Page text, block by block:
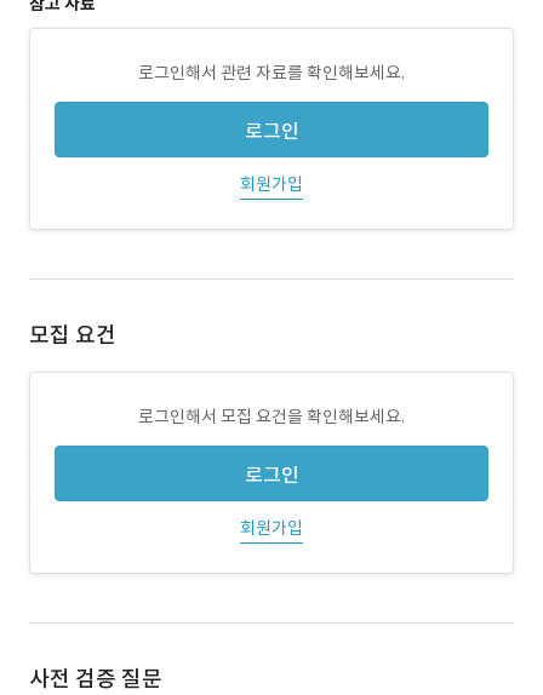
로그인해서 관련 자료를 확인해보세요.
로그인
회원가입
모집 요건
로그인해서 모집 요건을 확인해보세요.
로그인
회원가입
사전 검증 질문